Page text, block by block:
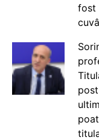
fost